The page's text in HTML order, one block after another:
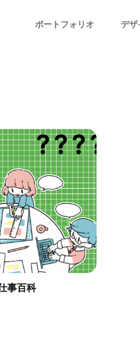
ポートフォリオ デザ
事百科